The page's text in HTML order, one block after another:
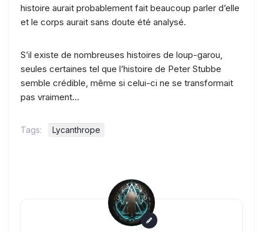
histoire aurait probablement fait beaucoup parler d’elle
et le corps aurait sans doute été analysé.
S’il existe de nombreuses histoires de loup-garou,
seules certaines tel que l’histoire de Peter Stubbe
semble crédible, même si celui-ci ne se transformait
pas vraiment…
Tags: Lycanthrope